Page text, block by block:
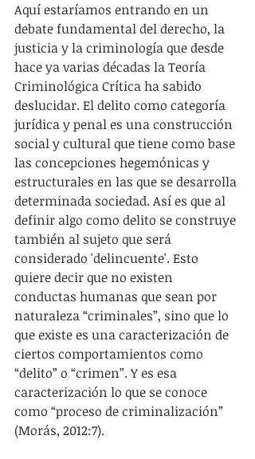
Aquí estaríamos entrando en un
debate fundamental del derecho, la
justicia y la criminología que desde
hace ya varias décadas la Teoría
Criminológica Crítica ha sabido
deslucidar. El delito como categoría
jurídica y penal es una construcción
social y cultural que tiene como base
las concepciones hegemónicas y
estructurales en las que se desarrolla
determinada sociedad. Así es que al
definir algo como delito se construye
también al sujeto que será
considerado 'delincuente'. Esto
quiere decir que no existen
conductas humanas que sean por
naturaleza “criminales”, sino que lo
que existe es una caracterización de
ciertos comportamientos como
“delito” o “crimen”. Y es esa
caracterización lo que se conoce
como “proceso de criminalización”
(Morás, 2012:7).